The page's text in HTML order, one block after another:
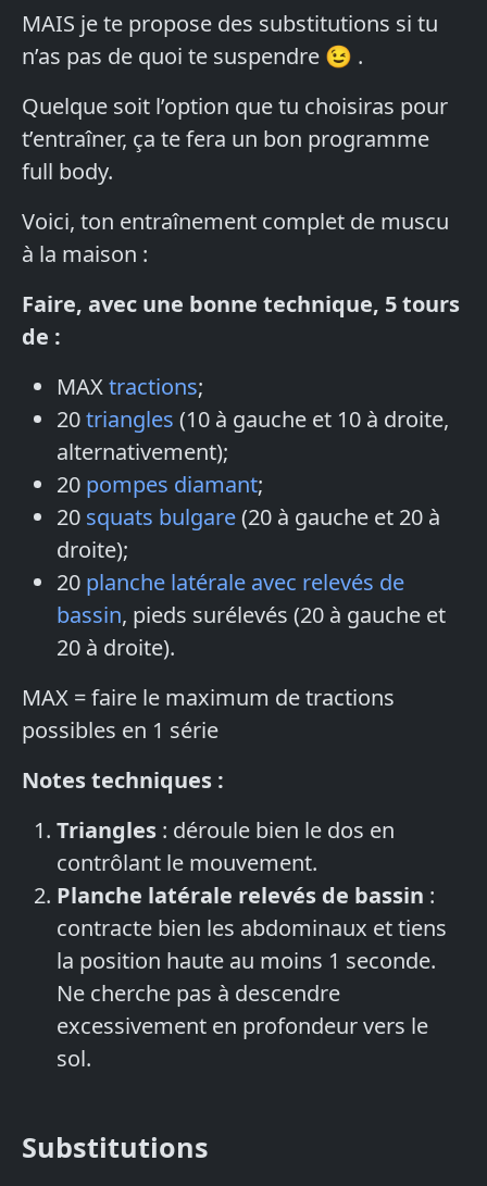
MAIS je te propose des substitutions si tu
n’as pas de quoi te suspendre 😉 .
Quelque soit l’option que tu choisiras pour
t’entraîner, ça te fera un bon programme
full body.
Voici, ton entraînement complet de muscu
à la maison :
Faire, avec une bonne technique, 5 tours
de :
MAXtractions;
20triangles (10 à gauche et 10 à droite,
alternativement);
20 pompes diamant;
20 squats bulgare(20 à gauche et 20 à
droite);
20 planche latérale avec relevés de
bassin, pieds surélevés (20 à gauche et
20 à droite).
MAX = faire le maximum de tractions
possibles en 1 série
Notes techniques :
Triangles : déroule bien le dos en
contrôlant le mouvement.
Planche latérale relevés de bassin :
contracte bien les abdominaux et tiens
la position haute au moins 1 seconde.
Ne cherche pas à descendre
excessivement en profondeur vers le
sol.
Substitutions